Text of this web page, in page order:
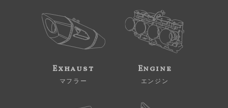
Exhaust
マフラー
Engine
エンジン